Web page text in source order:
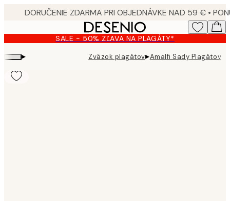
content.
SALE - 50% ZĽAVA NA PLAGÁTY*
▸ Zväzok plagátov▸Amalfi Sady Plagátov